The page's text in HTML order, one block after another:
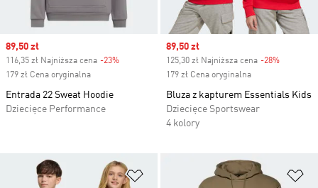
Sale price
89,50 zł
116,35 zł Najniższa cena -23%
179 zł Cena oryginalna
Entrada 22 Sweat Hoodie
Dziecięce Performance
Sale price
89,50 zł
125,30 zł Najniższa cena -28%
179 zł Cena oryginalna
Bluza z kapturem Essentials Kids
Dziecięce Sportswear
4 kolory
Dodaj do listy życzeń